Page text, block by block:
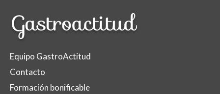
Equipo GastroActitud
Contacto
Formación bonificable